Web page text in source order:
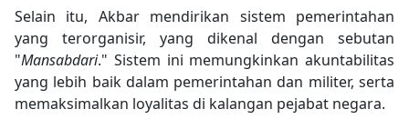
Selain itu, Akbar mendirikan sistem pemerintahan
yang terorganisir, yang dikenal dengan sebutan
"Mansabdari." Sistem ini memungkinkan akuntabilitas
yang lebih baik dalam pemerintahan dan militer, serta
memaksimalkan loyalitas di kalangan pejabat negara.